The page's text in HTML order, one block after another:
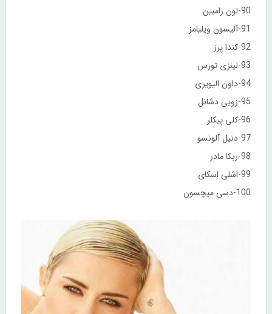
90-لون رامبین
91-آلیسون ویلیامز
92-کندا پرز
93-لینزی تورس
94-داون الیویری
95-زویی دشانل
96-کلی پیکلر
97-دنیل آلونسو
98-ربکا مادر
99-اشلی اسکای
100-دسی میچسون